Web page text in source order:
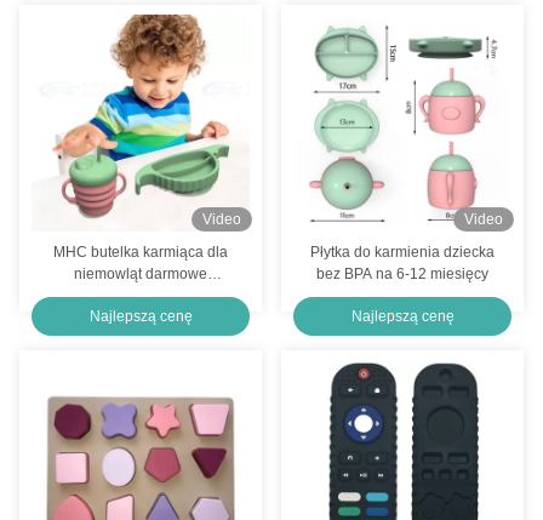
Video
MHC butelka karmiąca dla
niemowląt darmowe
noworodki odstawianie od
piersi podstawowe artykuły
dla dzieci
Najlepszą cenę
Video
Płytka do karmienia dziecka
bez BPA na 6-12 miesięcy
Najlepszą cenę